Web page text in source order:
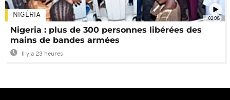
02:08
NIGÉRIA
Nigeria : plus de 300 personnes libérées des
mains de bandes armées
Il y a 23 heures